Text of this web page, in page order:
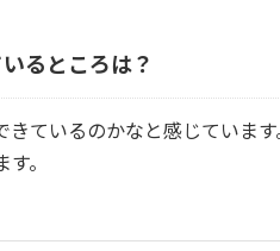
るところは？
ているのかなと感じています
。